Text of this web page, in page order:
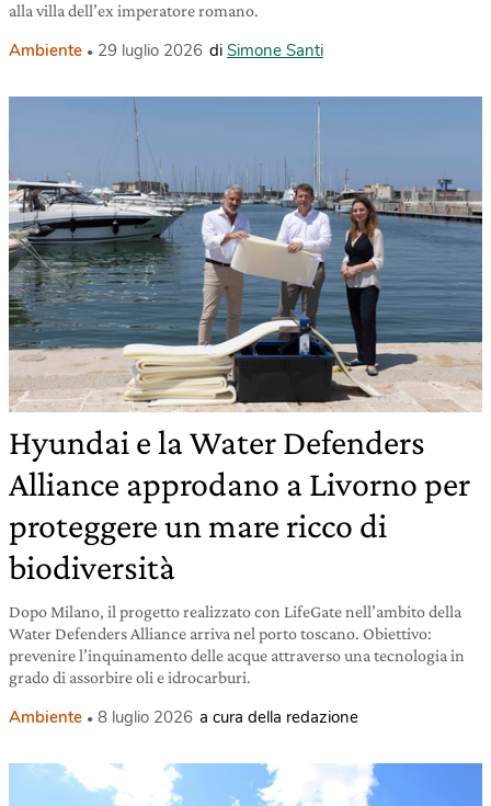
alla villa dell’ex imperatore romano.
Ambiente 29 luglio 2026 di Simone Santi
Hyundai e la Water Defenders
Alliance approdano a Livorno per
proteggere un mare ricco di
biodiversità
Dopo Milano, il progetto realizzato con LifeGate nell’ambito della
Water Defenders Alliance arriva nel porto toscano. Obiettivo:
prevenire l’inquinamento delle acque attraverso una tecnologia in
grado di assorbire oli e idrocarburi.
Ambiente 8 luglio 2026 a cura della redazione